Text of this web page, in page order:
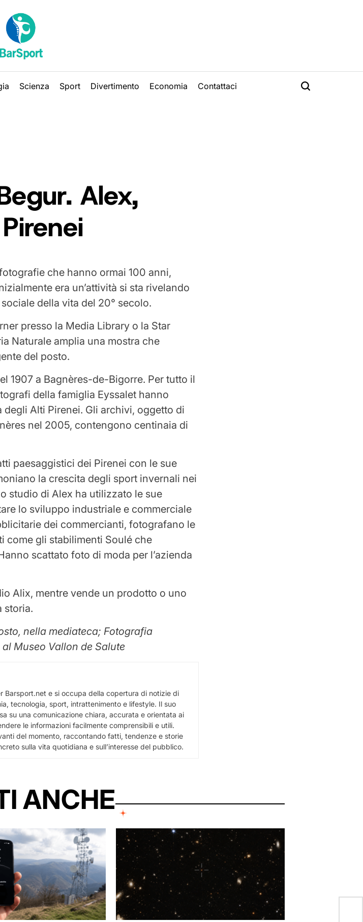
Scienza Sport Divertimento Economia Contattaci
Alex,
che hanno ormai 100 anni,
era un’attività si sta rivelando
della vita del 20° secolo.
presso la Media Library o la Star
Naturale amplia una mostra che
del posto.
1907 a Bagnères-de-Bigorre. Per tutto il
della famiglia Eyssalet hanno
Alti Pirenei. Gli archivi, oggetto di
nel 2005, contengono centinaia di
paesaggistici dei Pirenei con le sue
la crescita degli sport invernali nei
studio di Alex ha utilizzato le sue
lo sviluppo industriale e commerciale
dei commercianti, fotografano le
come gli stabilimenti Soulé che
scattato foto di moda per l’azienda
Alix, mentre vende un prodotto o uno
storia.
nella mediateca; Fotografia
Museo Vallon de Salute
Barsport.net e si occupa della copertura di notizie di
tecnologia, sport, intrattenimento e lifestyle. Il suo
su una comunicazione chiara, accurata e orientata ai
le informazioni facilmente comprensibili e utili.
del momento, raccontando fatti, tendenze e storie
sulla vita quotidiana e sull’interesse del pubblico.
ANCHE